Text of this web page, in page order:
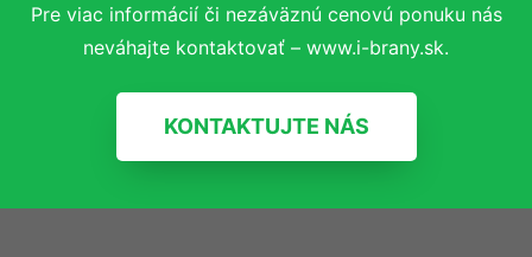
Pre viac informácií či nezáväznú cenovú ponuku nás
neváhajte kontaktovať – www.i-brany.sk.
KONTAKTUJTE NÁS